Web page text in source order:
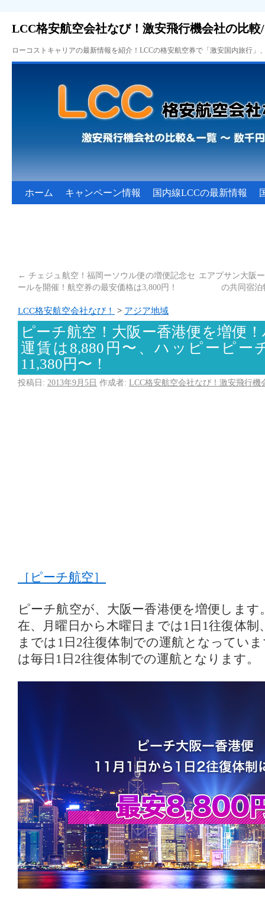
LCC格安航空会社なび！激安飛行機会社の比較
ローコストキャリアの最新情報を紹介！LCCの格安航空券で「激安国内旅行
ホーム キャンペーン情報 国内線LCCの最新情報
← チェジュ航空！福岡ーソウル便の増便記念セ
ールを開催！航空券の最安価格は3,800円！
エアプサン大阪
の共同宿
LCC格安航空会社なび！ > アジア地域
ピーチ航空！大阪ー香港便を増便
運賃は8,880円〜、ハッピーピー
11,380円〜！
投稿日: 2013年9月5日 作成者: LCC格安航空会社なび！激安飛行機
［ピーチ航空］
ピーチ航空が、大阪ー香港便を増便します
在、月曜日から木曜日までは1日1往復体制
までは1日2往復体制での運航となってい
は毎日1日2往復体制での運航となります。